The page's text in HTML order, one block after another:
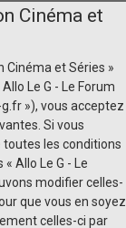
Cinéma et
Cinéma et Séries »
Le G - Le Forum
»), vous acceptez
Si vous
toutes les conditions
Allo Le G - Le
modifier celles-
que vous en soyez
celles-ci par